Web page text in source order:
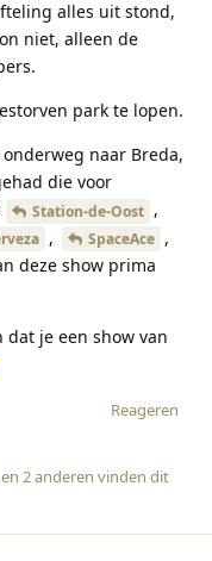
alles uit stond,
niet, alleen de
park te lopen.
naar Breda,
die voor
Station-de-Oost ,
, SpaceAce ,
deze show prima
dat je een show van
Reageren
2anderen vinden dit